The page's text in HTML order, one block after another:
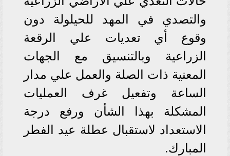
والتصدي في المهد للحيلولة دون
وقوع أي تعديات علي الرقعة
الزراعية وبالتنسيق مع الجهات
المعنية ذات الصلة والعمل علي مدار
الساعة وتفعيل غرف العمليات
المشكلة بهذا الشأن ورفع درجة
الاستعداد لاستقبال عطلة عيد الفطر
المبارك.